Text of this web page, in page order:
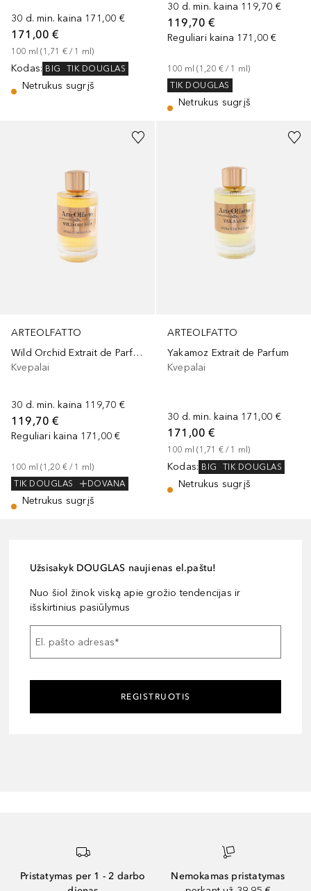
30 d. min. kaina 171,00 €
171,00 €
100 ml (1,71 € / 1 ml)
Kodas: BIG TIK DOUGLAS
Netrukus sugrįš
30 d. min. kaina 119,70 €
119,70 €
Reguliari kaina 171,00 €
100 ml (1,20 € / 1 ml)
TIK DOUGLAS
Netrukus sugrįš
ARTEOLFATTO
Wild Orchid Extrait de Parfum
Kvepalai
30 d. min. kaina 119,70 €
119,70 €
Reguliari kaina 171,00 €
100 ml (1,20 € / 1 ml)
TIK DOUGLAS
DOVANA
Netrukus sugrįš
ARTEOLFATTO
Yakamoz Extrait de Parfum
Kvepalai
30 d. min. kaina 171,00 €
171,00 €
100 ml (1,71 € / 1 ml)
Kodas: BIG TIK DOUGLAS
Netrukus sugrįš
Užsisakyk DOUGLAS naujienas el.paštu!
Nuo šiol žinok viską apie grožio tendencijas ir
išskirtinius pasiūlymus
El. pašto adresas*
REGISTRUOTIS
Pristatymas per 1 - 2 darbo
Nemokamas pristatymas